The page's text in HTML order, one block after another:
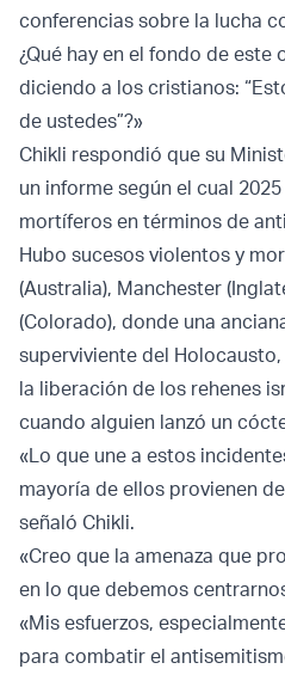
conferencias sobre la lucha
¿Qué hay en el fondo de este
diciendo a los cristianos:
de ustedes”?»
Chikli respondió que su
un informe según el cual
mortíferos en términos de
Hubo sucesos violentos y
(Australia), Manchester
(Colorado), donde una
superviviente del
la liberación de los rehenes
cuando alguien lanzó un
«Lo que une a estos
mayoría de ellos provienen
señaló Chikli.
«Creo que la amenaza que
en lo que debemos
«Mis esfuerzos,
para combatir el